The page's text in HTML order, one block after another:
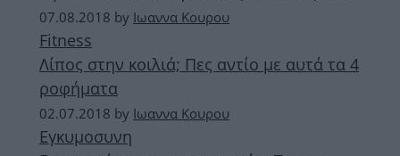
07.08.2018 by Ιωαννα Κουρου
Fitness
Λίπος στην κοιλιά; Πες αντίο με αυτά τα 4
ροφήματα
02.07.2018 by Ιωαννα Κουρου
Εγκυμοσυνη